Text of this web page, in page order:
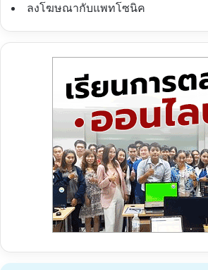
ลงโฆษณากับแพทโซนิค